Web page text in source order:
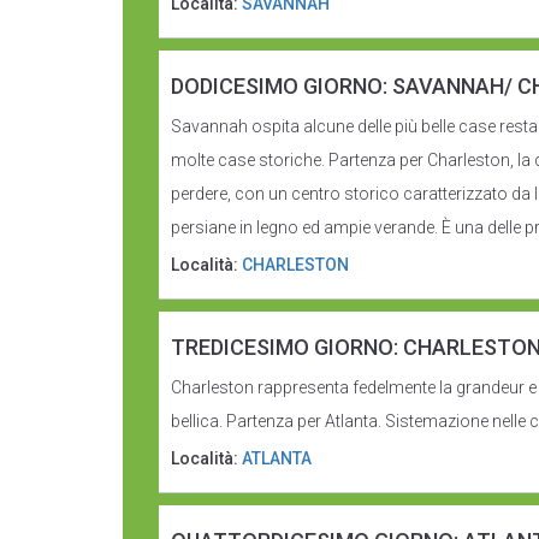
DODICESIMO GIORNO: SAVANNAH/
Savannah ospita alcune delle più belle case
molte case storiche. Partenza per Charleston,
perdere, con un centro storico caratterizzato da
persiane in legno ed ampie verande. È una
Località: CHARLESTON
TREDICESIMO GIORNO:
Charleston rappresenta fedelmente la grandeur
bellica. Partenza per Atlanta. Sistemazione
Località: ATLANTA